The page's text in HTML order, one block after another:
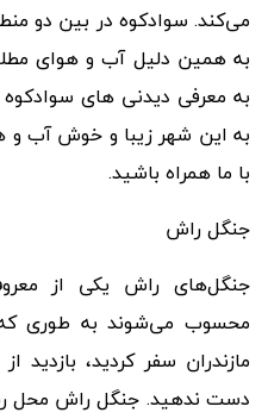
میکند. سوادکوه در بین دو
به همین دلیل آب و هوای
به معرفی دیدنی های سوادکوه
به این شهر زیبا و خوش آب و
با ما همراه باشید.
جنگل راش
جنگلهای راش یکی از
محسوب میشوند به طوری
مازندران سفر کردید،
دست ندهید. جنگل راش محل